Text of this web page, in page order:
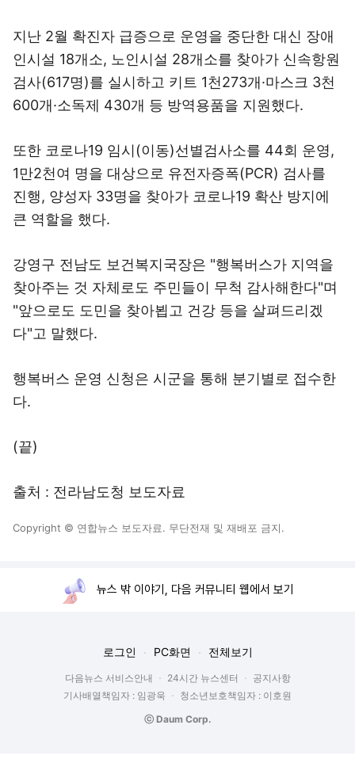
지난 2월 확진자 급증으로 운영을 중단한 대신 장애
인시설 18개소, 노인시설 28개소를 찾아가 신속항원
검사(617명)를 실시하고 키트 1천273개·마스크 3천
600개·소독제 430개 등 방역용품을 지원했다.
또한 코로나19 임시(이동)선별검사소를 44회 운영,
1만2천여 명을 대상으로 유전자증폭(PCR) 검사를
진행, 양성자 33명을 찾아가 코로나19 확산 방지에
큰 역할을 했다.
강영구 전남도 보건복지국장은 "행복버스가 지역을
찾아주는 것 자체로도 주민들이 무척 감사해한다"며
"앞으로도 도민을 찾아뵙고 건강 등을 살펴드리겠
다"고 말했다.
행복버스 운영 신청은 시군을 통해 분기별로 접수한
다.
(끝)
출처 : 전라남도청 보도자료
Copyright © 연합뉴스 보도자료. 무단전재 및 재배포 금지.
뉴스 밖 이야기, 다음 커뮤니티 웹에서 보기
로그인 PC화면 전체보기
다음뉴스 서비스안내 24시간 뉴스센터
공지사항
기사배열책임자 : 임광욱
청소년보호책임자 : 이호원
ⓒ Daum Corp.